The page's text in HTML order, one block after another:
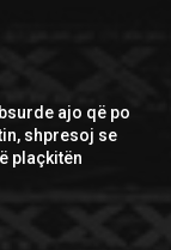
ajo që po
shpresoj se
plaçkitën